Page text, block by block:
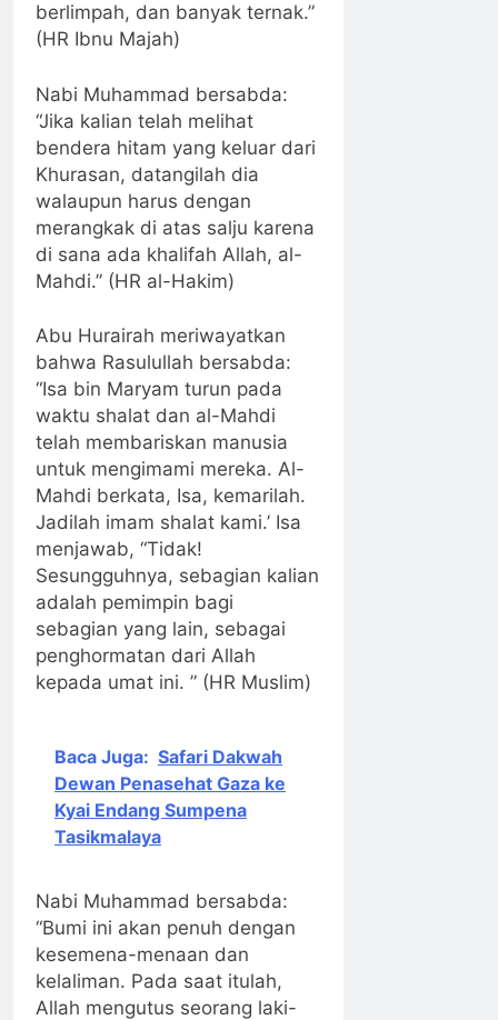
berlimpah, dan banyak ternak.”
(HR Ibnu Majah)
Nabi Muhammad bersabda:
“Jika kalian telah melihat
bendera hitam yang keluar dari
Khurasan, datangilah dia
walaupun harus dengan
merangkak di atas salju karena
di sana ada khalifah Allah, al-
Mahdi.” (HR al-Hakim)
Abu Hurairah meriwayatkan
bahwa Rasulullah bersabda:
“Isa bin Maryam turun pada
waktu shalat dan al-Mahdi
telah membariskan manusia
untuk mengimami mereka. Al-
Mahdi berkata, Isa, kemarilah.
Jadilah imam shalat kami.’ Isa
menjawab, “Tidak!
Sesungguhnya, sebagian kalian
adalah pemimpin bagi
sebagian yang lain, sebagai
penghormatan dari Allah
kepada umat ini. ” (HR Muslim)
Baca Juga: Safari Dakwah
Dewan Penasehat Gaza ke
Kyai Endang Sumpena
Tasikmalaya
Nabi Muhammad bersabda:
“Bumi ini akan penuh dengan
kesemena-menaan dan
kelaliman. Pada saat itulah,
Allah mengutus seorang laki-